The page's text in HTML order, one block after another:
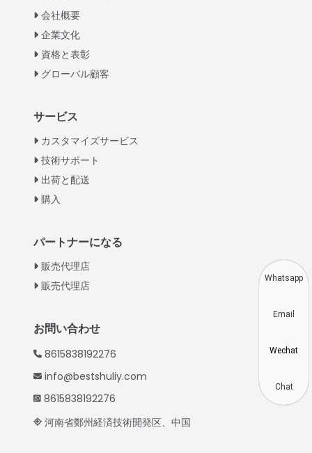
会社概要
企業文化
資格と表彰
グローバル顧客
サービス
カスタマイズサービス
技術サポート
出荷と配送
購入
パートナーになる
販売代理店
販売代理店
お問い合わせ
8615838192276
info@bestshuliy.com
8615838192276
河南省鄭州経済技術開発区、中国
Vietnamese
Thai
Turkish
Swahili
Urdu
Greek
Italian
Whatsapp
Email
Wechat
Chat